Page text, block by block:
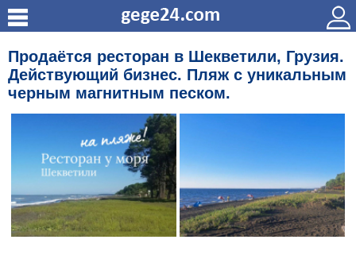
Продаётся ресторан в Шекветили, Грузия.
Действующий бизнес. Пляж с уникальным
черным магнитным песком.